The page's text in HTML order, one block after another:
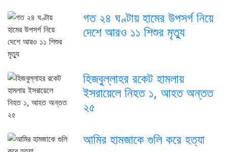
গত ২৪ ঘণ্টায় হামের উপসর্গ নিয়ে
দেশে আরও ১১ শিশুর মৃত্যু
হিজবুল্লাহর রকেট হামলায়
ইসরায়েলে নিহত ১, আহত অন্তত
২৫
আমির হামজাকে গুলি করে হত্যা